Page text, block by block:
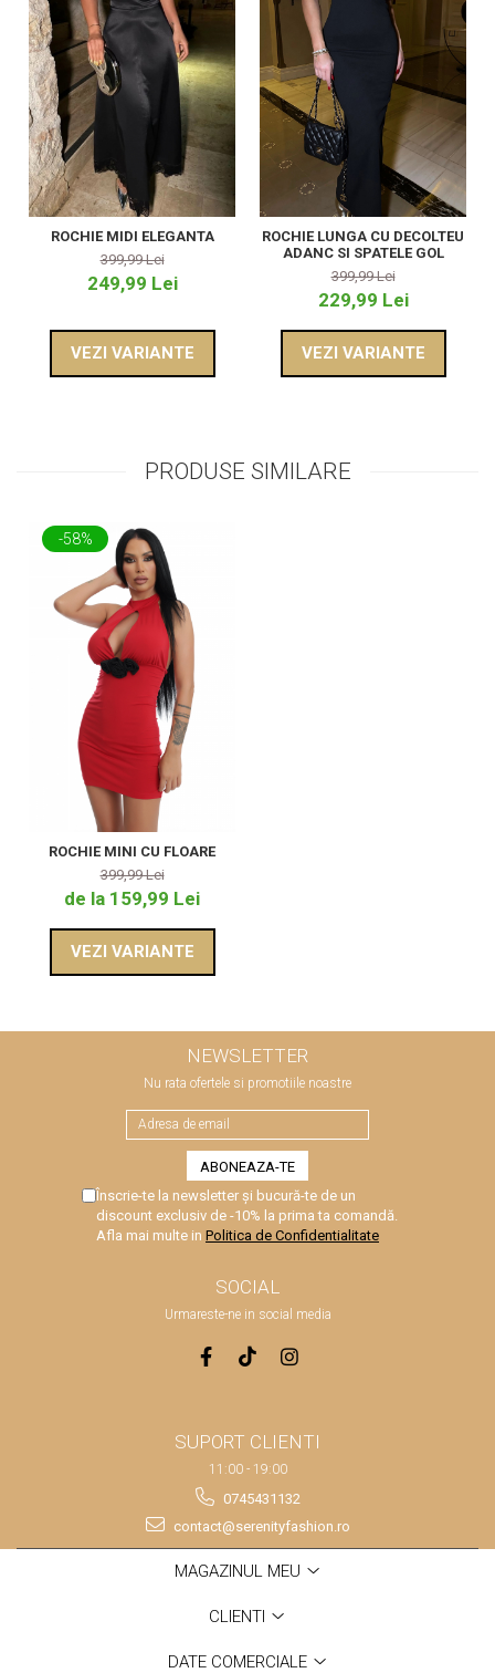
ROCHIE MIDI ELEGANTA
399,99 Lei
249,99 Lei
VEZI VARIANTE
ROCHIE LUNGA CU DECOLTEU
ADANC SI SPATELE GOL
399,99 Lei
229,99 Lei
VEZI VARIANTE
PRODUSE SIMILARE
-58%
ROCHIE MINI CU FLOARE
399,99 Lei
de la 159,99 Lei
VEZI VARIANTE
NEWSLETTER
Nu rata ofertele si promotiile noastre
Înscrie-te la newsletter și bucură-te de un
discount exclusiv de -10% la prima ta comandă.
Afla mai multe in Politica de Confidentialitate
SOCIAL
Urmareste-ne in social media
SUPORT CLIENTI
11:00 - 19:00
0745431132
contact@serenityfashion.ro
MAGAZINUL MEU
CLIENTI
DATE COMERCIALE